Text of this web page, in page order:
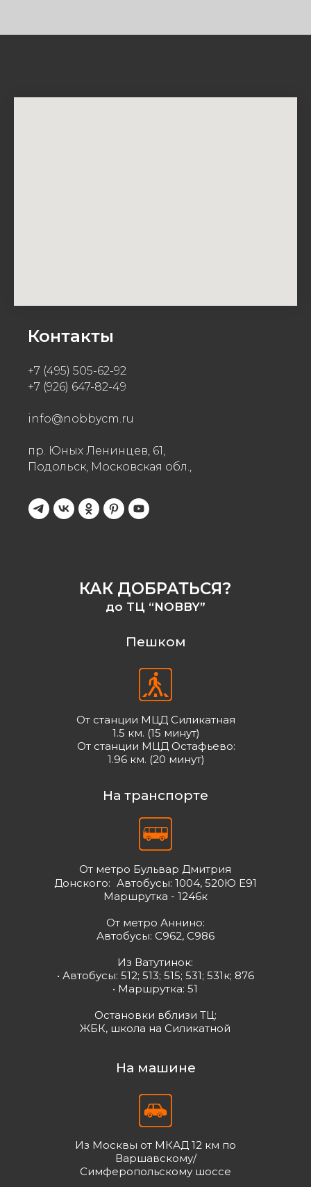
Контакты
+7 (495) 505-62-92
+7 (926) 647-82-49
info@nobbycm.ru
пр. Юных Ленинцев, 61,
Подольск, Московская обл.,
КАК ДОБРАТЬСЯ?
до ТЦ “NOBBY”
Пешком
На транспорте
На машине
От станции МЦД Силикатная
1.5 км. (15 минут)
От станции МЦД Остафьево:
1.96 км. (20 минут)
От метро Бульвар Дмитрия
Донского: Автобусы: 1004, 520Ю Е91
Маршрутка - 1246к
От метро Аннино:
Автобусы: С962, С986
Из Ватутинок:
• Автобусы: 512; 513; 515; 531; 531к; 876
• Маршрутка: 51
Остановки вблизи ТЦ:
ЖБК, школа на Силикатной
Из Москвы от МКАД 12 км по
Варшавскому/
Симферопольскому шоссе